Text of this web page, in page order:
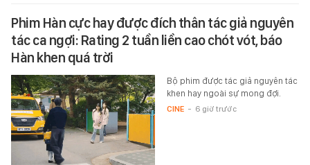
Phim Hàn cực hay được đích thân tác giả nguyên
tác ca ngợi: Rating 2 tuần liền cao chót vót, báo
Hàn khen quá trời
Bộ phim được tác giả nguyên tác
khen hay ngoài sự mong đợi.
CINE - 6 giờ trước